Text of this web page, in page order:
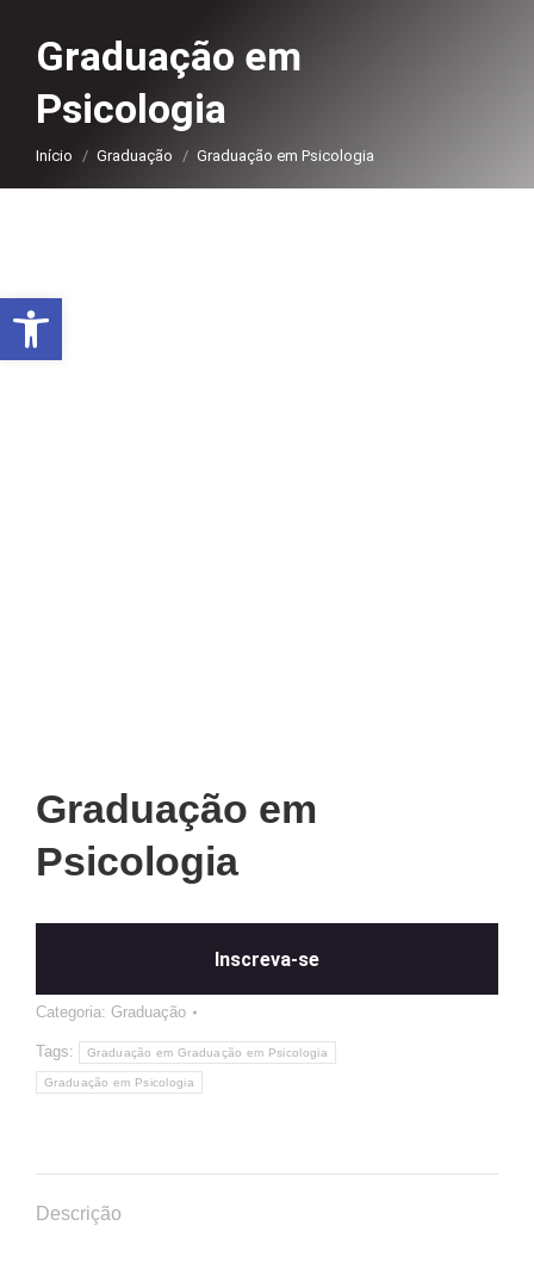
Graduação em
Psicologia
Você está aqui:
Início Graduação Graduação em Psicologia
Graduação em
Psicologia
Inscreva-se
Categoria: Graduação
Tags: Graduação em Graduação em Psicologia
Graduação em Psicologia
Descrição
Abrir a barra de ferramentas